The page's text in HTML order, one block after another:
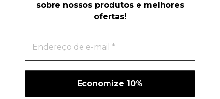
sobre nossos produtos e melhores
ofertas!